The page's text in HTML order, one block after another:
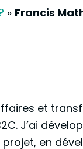
» Francis
et
J’ai
en